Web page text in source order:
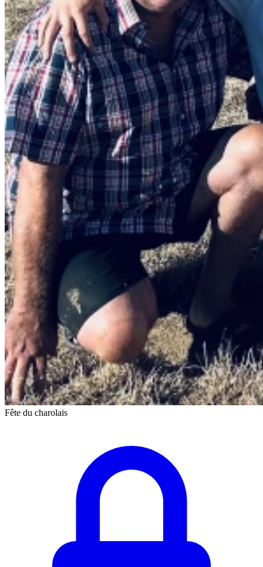
Fête du charolais